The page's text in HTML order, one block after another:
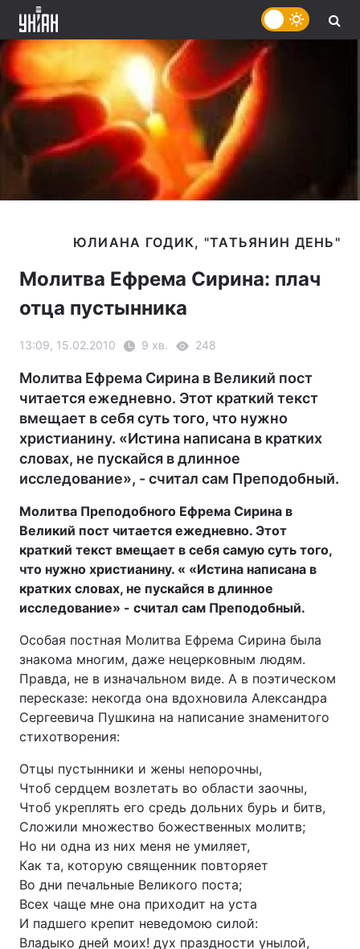
Головна Війна
Україна Політика
Економіка Світ
Спорт
Техно і зв'язок Лайт
Молитва Ефрема Сирина: плач
отца пустынника
13:09, 15.02.2010 9 хв. 248
Молитва Ефрема Сирина в Великий пост
читается ежедневно. Этот краткий текст
вмещает в себя суть того, что нужно
христианину. «Истина написана в кратких
словах, не пускайся в длинное
исследование», - считал сам Преподобный.
Молитва Преподобного Ефрема Сирина в
Великий пост читается ежедневно. Этот
краткий текст вмещает в себя самую суть того,
что нужно христианину. « «Истина написана в
кратких словах, не пускайся в длинное
исследование» - считал сам Преподобный.
Особая постная Молитва Ефрема Сирина была
знакома многим, даже нецерковным людям.
Правда, не в изначальном виде. А в поэтическом
пересказе: некогда она вдохновила Александра
Сергеевича Пушкина на написание знаменитого
стихотворения:
Отцы пустынники и жены непорочны,
Чтоб сердцем возлетать во области заочны,
Чтоб укреплять его средь дольних бурь и битв,
Сложили множество божественных молитв;
Но ни одна из них меня не умиляет,
Как та, которую священник повторяет
Во дни печальные Великого поста;
Всех чаще мне она приходит на уста
И падшего крепит неведомою силой:
Владыко дней моих! дух праздности унылой,